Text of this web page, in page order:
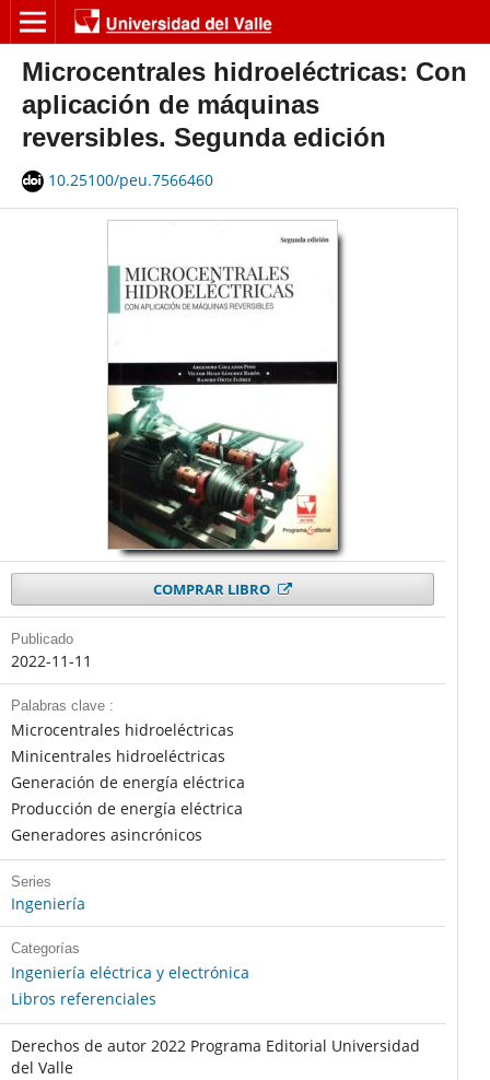
Microcentrales hidroeléctricas: Con
aplicación de máquinas
reversibles. Segunda edición
10.25100/peu.7566460
COMPRAR LIBRO
Publicado
2022-11-11
Palabras clave :
Microcentrales hidroeléctricas
Minicentrales hidroeléctricas
Generación de energía eléctrica
Producción de energía eléctrica
Generadores asincrónicos
Series
Ingeniería
Categorías
Ingeniería eléctrica y electrónica
Libros referenciales
Derechos de autor 2022 Programa Editorial Universidad
del Valle